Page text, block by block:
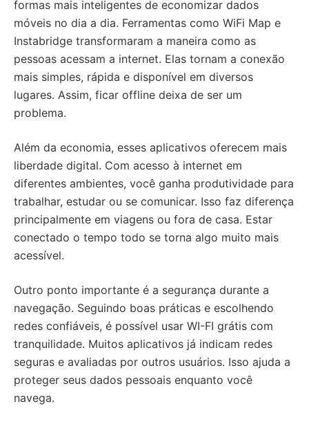
formas mais inteligentes de economizar dados
móveis no dia a dia. Ferramentas como WiFi Map e
Instabridge transformaram a maneira como as
pessoas acessam a internet. Elas tornam a conexão
mais simples, rápida e disponível em diversos
lugares. Assim, ficar offline deixa de ser um
problema.
Além da economia, esses aplicativos oferecem mais
liberdade digital. Com acesso à internet em
diferentes ambientes, você ganha produtividade para
trabalhar, estudar ou se comunicar. Isso faz diferença
principalmente em viagens ou fora de casa. Estar
conectado o tempo todo se torna algo muito mais
acessível.
Outro ponto importante é a segurança durante a
navegação. Seguindo boas práticas e escolhendo
redes confiáveis, é possível usar WI-FI grátis com
tranquilidade. Muitos aplicativos já indicam redes
seguras e avaliadas por outros usuários. Isso ajuda a
proteger seus dados pessoais enquanto você
navega.